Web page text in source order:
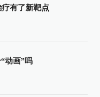
有了新靶点
动画”吗